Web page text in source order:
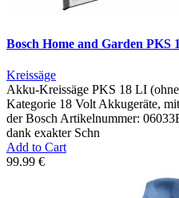
Bosch Home and Garden PKS
Kreissäge
Akku-Kreissäge PKS 18 LI
Kategorie 18 Volt Akkugeräte,
der Bosch Artikelnummer:
dank exakter Schn
Add to Cart
99.99 €